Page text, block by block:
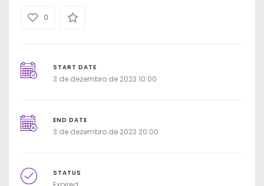
0
START DATE
3 de dezembro de 2023 10:00
END DATE
3 de dezembro de 2023 20:00
STATUS